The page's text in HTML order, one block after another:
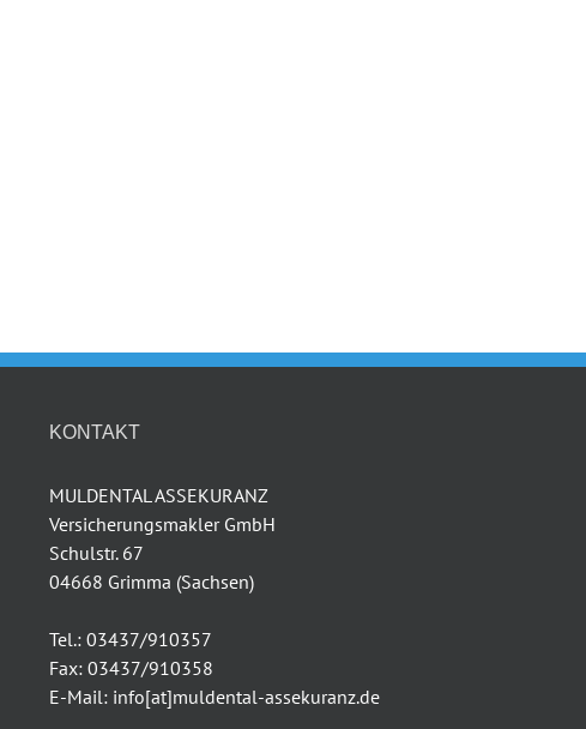
KONTAKT
MULDENTAL ASSEKURANZ
Versicherungsmakler GmbH
Schulstr. 67
04668 Grimma (Sachsen)
Tel.: 03437/910357
Fax: 03437/910358
E-Mail: info[at]muldental-assekuranz.de